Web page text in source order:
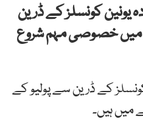
یونین کونسلز کے ڈرین
میں خصوصی مہم شروع
کے ڈرین سے پولیو کے
میں ہیں۔